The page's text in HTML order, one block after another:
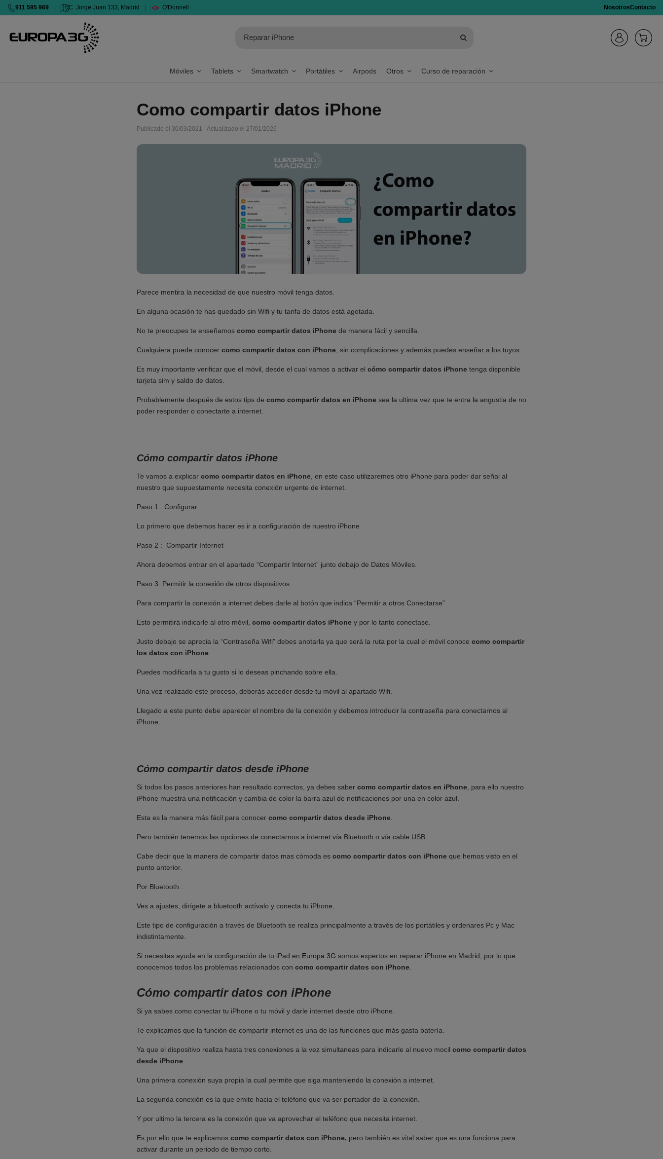
911 595 969 C. Jorge Juan 133, Madrid O'Donnell NosotrosContacto
Móviles Tablets Smartwatch Portátiles Airpods Otros Curso de reparación
Como compartir datos iPhone
Publicado el 30/03/2021 · Actualizado el 27/01/2026
Parece mentira la necesidad de que nuestro móvil tenga datos.
En alguna ocasión te has quedado sin Wifi y tu tarifa de datos está agotada.
No te preocupes te enseñamos como compartir datos iPhone de manera fácil y sencilla.
Cualquiera puede conocer como compartir datos con iPhone, sin complicaciones y además puedes enseñar a los tuyos.
Es muy importante verificar que el móvil, desde el cual vamos a activar el cómo compartir datos iPhone tenga disponible
tarjeta sim y saldo de datos.
Probablemente después de estos tips de como compartir datos en iPhone sea la ultima vez que te entra la angustia de no
poder responder o conectarte a internet.
Cómo compartir datos iPhone
Te vamos a explicar como compartir datos en iPhone, en este caso utilizaremos otro iPhone para poder dar señal al
nuestro que supuestamente necesita conexión urgente de internet.
Paso 1 : Configurar
Lo primero que debemos hacer es ir a configuración de nuestro iPhone
Paso 2 : Compartir Internet
Ahora debemos entrar en el apartado “Compartir Internet” junto debajo de Datos Móviles.
Paso 3: Permitir la conexión de otros dispositivos
Para compartir la conexión a internet debes darle al botón que indica “Permitir a otros Conectarse”
Esto permitirá indicarle al otro móvil, como compartir datos iPhone y por lo tanto conectase.
Justo debajo se aprecia la “Contraseña Wifi” debes anotarla ya que será la ruta por la cual el móvil conoce como compartir
los datos con iPhone.
Puedes modificarla a tu gusto si lo deseas pinchando sobre ella.
Una vez realizado este proceso, deberás acceder desde tu móvil al apartado Wifi.
Llegado a este punto debe aparecer el nombre de la conexión y debemos introducir la contraseña para conectarnos al
iPhone.
Cómo compartir datos desde iPhone
Si todos los pasos anteriores han resultado correctos, ya debes saber como compartir datos en iPhone, para ello nuestro
iPhone muestra una notificación y cambia de color la barra azul de notificaciones por una en color azul.
Esta es la manera más fácil para conocer como compartir datos desde iPhone.
Pero también tenemos las opciones de conectarnos a internet vía Bluetooth o vía cable USB.
Cabe decir que la manera de compartir datos mas cómoda es como compartir datos con iPhone que hemos visto en el
punto anterior.
Por Bluetooth :
Ves a ajustes, dirígete a bluetooth actívalo y conecta tu iPhone.
Este tipo de configuración a través de Bluetooth se realiza principalmente a través de los portátiles y ordenares Pc y Mac
indistintamente.
Si necesitas ayuda en la configuración de tu iPad en Europa 3G somos expertos en reparar iPhone en Madrid, por lo que
conocemos todos los problemas relacionados con como compartir datos con iPhone.
Cómo compartir datos con iPhone
Si ya sabes como conectar tu iPhone o tu móvil y darle internet desde otro iPhone.
Te explicamos que la función de compartir internet es una de las funciones que más gasta batería.
Ya que el dispositivo realiza hasta tres conexiones a la vez simultaneas para indicarle al nuevo mocil como compartir datos
desde iPhone.
Una primera conexión suya propia la cual permite que siga manteniendo la conexión a internet.
La segunda conexión es la que emite hacia el teléfono que va ser portador de la conexión.
Y por ultimo la tercera es la conexión que va aprovechar el teléfono que necesita internet.
Es por ello que te explicamos como compartir datos con iPhone, pero también es vital saber que es una funciona para
activar durante un periodo de tiempo corto.